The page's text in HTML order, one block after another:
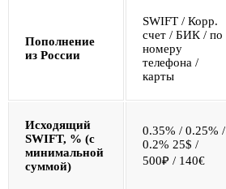
Пополнение
из России
SWIFT / Корр.
счет / БИК / по
номеру
телефона /
карты
Исходящий
SWIFT, % (с
минимальной
суммой)
0.35% / 0.25% /
0.2% 25$ /
500₽ / 140€